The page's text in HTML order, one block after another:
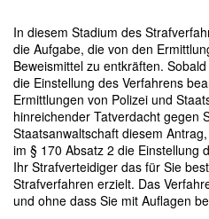
In diesem Stadium des
die Aufgabe, die von den
Beweismittel zu entkräften.
die Einstellung des Verfahrens
Ermittlungen von Polizei und
hinreichender Tatverdacht gegen
Staatsanwaltschaft diesem
im § 170 Absatz 2 die Einstellung
Ihr Strafverteidiger das für Sie
Strafverfahren erzielt. Das
und ohne dass Sie mit Auflagen